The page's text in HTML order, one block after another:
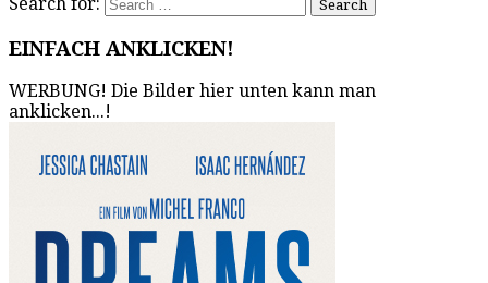
EINFACH ANKLICKEN!
WERBUNG! Die Bilder hier unten kann man
anklicken...!